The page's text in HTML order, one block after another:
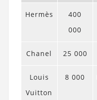
Hermès
400
000
Chanel 25 000
Louis
Vuitton
8 000